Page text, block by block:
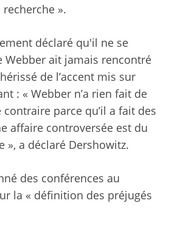
».
déclaré qu'il ne se
Webber ait jamais rencontré
de l’accent mis sur
: « Webber n’a rien fait de
parce qu’il a fait des
affaire controversée est du
», a déclaré Dershowitz.
des conférences au
la « définition des préjugés